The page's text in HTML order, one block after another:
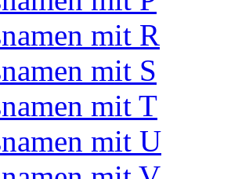
mit R
mit S
mit T
mit U